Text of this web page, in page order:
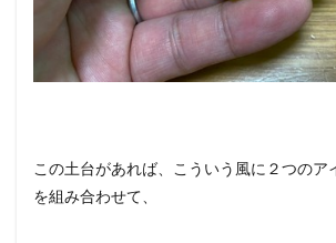
この土台があれば、こういう風に２つのア
を組み合わせて、